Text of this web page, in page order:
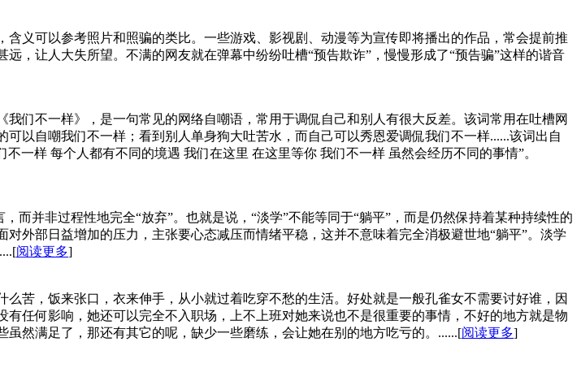
义可以参考照片和照骗的类比。一些游戏、影视剧、动漫等为宣传即将播出的作品，常会提前推
，让人大失所望。不满的网友就在弹幕中纷纷吐槽“预告欺诈”，慢慢形成了“预告骗”这样的谐音
们不一样》，是一句常见的网络自嘲语，常用于调侃自己和别人有很大反差。该词常用在吐槽网
以自嘲我们不一样；看到别人单身狗大吐苦水，而自己可以秀恩爱调侃我们不一样......该词出自
一样 每个人都有不同的境遇 我们在这里 在这里等你 我们不一样 虽然会经历不同的事情”。
而并非过程性地完全“放弃”。也就是说，“淡学”不能等同于“躺平”，而是仍然保持着某种持续性的
外部日益增加的压力，主张要心态减压而情绪平稳，这并不意味着完全消极避世地“躺平”。淡学
阅读更多]
苦，饭来张口，衣来伸手，从小就过着吃穿不愁的生活。好处就是一般孔雀女不需要讨好谁，因
任何影响，她还可以完全不入职场，上不上班对她来说也不是很重要的事情，不好的地方就是物
然满足了，那还有其它的呢，缺少一些磨练，会让她在别的地方吃亏的。......[阅读更多]